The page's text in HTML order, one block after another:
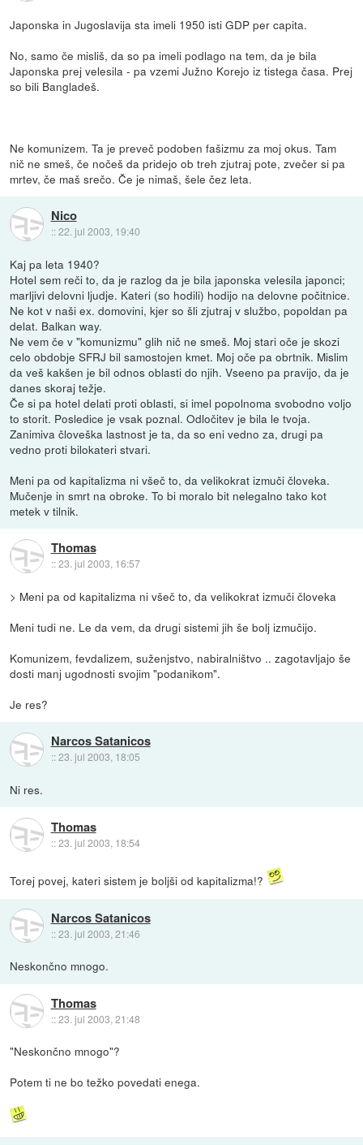
Japonska in Jugoslavija sta imeli 1950 isti GDP per capita.
No, samo če misliš, da so pa imeli podlago na tem, da je bila
Japonska prej velesila - pa vzemi Južno Korejo iz tistega časa. Prej
so bili Bangladeš.
Ne komunizem. Ta je preveč podoben fašizmu za moj okus. Tam
nič ne smeš, če nočeš da pridejo ob treh zjutraj pote, zvečer si pa
mrtev, če maš srečo. Če je nimaš, šele čez leta.
Nico
::22. jul 2003, 19:40
Kaj pa leta 1940?
Hotel sem reči to, da je razlog da je bila japonska velesila japonci;
marljivi delovni ljudje. Kateri (so hodili) hodijo na delovne počitnice.
Ne kot v naši ex. domovini, kjer so šli zjutraj v službo, popoldan pa
delat. Balkan way.
Ne vem če v "komunizmu" glih nič ne smeš. Moj stari oče je skozi
celo obdobje SFRJ bil samostojen kmet. Moj oče pa obrtnik. Mislim
da veš kakšen je bil odnos oblasti do njih. Vseeno pa pravijo, da je
danes skoraj težje.
Če si pa hotel delati proti oblasti, si imel popolnoma svobodno voljo
to storit. Posledice je vsak poznal. Odločitev je bila le tvoja.
Zanimiva človeška lastnost je ta, da so eni vedno za, drugi pa
vedno proti bilokateri stvari.
Meni pa od kapitalizma ni všeč to, da velikokrat izmuči človeka.
Mučenje in smrt na obroke. To bi moralo bit nelegalno tako kot
metek v tilnik.
Thomas
::23. jul 2003, 16:57
> Meni pa od kapitalizma ni všeč to, da velikokrat izmuči človeka
Meni tudi ne. Le da vem, da drugi sistemi jih še bolj izmučijo.
Komunizem, fevdalizem, suženjstvo, nabiralništvo .. zagotavljajo še
dosti manj ugodnosti svojim "podanikom".
Je res?
Narcos Satanicos
::23. jul 2003, 18:05
Ni res.
Thomas
::23. jul 2003, 18:54
Torej povej, kateri sistem je boljši od kapitalizma!?
Narcos Satanicos
::23. jul 2003, 21:46
Neskončno mnogo.
Thomas
::23. jul 2003, 21:48
"Neskončno mnogo"?
Potem ti ne bo težko povedati enega.